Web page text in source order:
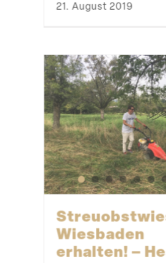
21. August 2019
Wiesbaden
erhalten! –